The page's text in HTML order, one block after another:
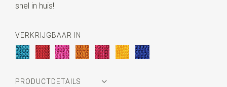
snel in huis!
VERKRIJGBAAR IN
PRODUCTDETAILS